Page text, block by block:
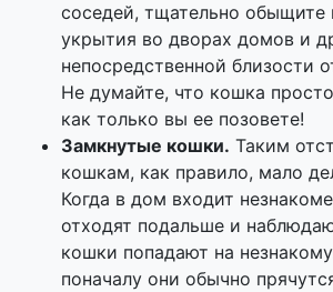
соседей, тщательно
укрытия во дворах домов и
непосредственной близости
Не думайте, что кошка
как только вы ее позовете!
Замкнутые кошки. Таким
кошкам, как правило, мало
Когда в дом входит
отходят подальше и
кошки попадают на
поначалу они обычно